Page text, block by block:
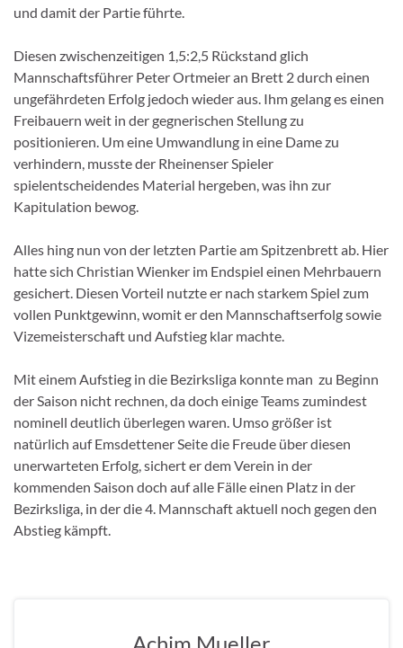
und damit der Partie führte.
Diesen zwischenzeitigen 1,5:2,5 Rückstand glich
Mannschaftsführer Peter Ortmeier an Brett 2 durch einen
ungefährdeten Erfolg jedoch wieder aus. Ihm gelang es einen
Freibauern weit in der gegnerischen Stellung zu
positionieren. Um eine Umwandlung in eine Dame zu
verhindern, musste der Rheinenser Spieler
spielentscheidendes Material hergeben, was ihn zur
Kapitulation bewog.
Alles hing nun von der letzten Partie am Spitzenbrett ab. Hier
hatte sich Christian Wienker im Endspiel einen Mehrbauern
gesichert. Diesen Vorteil nutzte er nach starkem Spiel zum
vollen Punktgewinn, womit er den Mannschaftserfolg sowie
Vizemeisterschaft und Aufstieg klar machte.
Mit einem Aufstieg in die Bezirksliga konnte man zu Beginn
der Saison nicht rechnen, da doch einige Teams zumindest
nominell deutlich überlegen waren. Umso größer ist
natürlich auf Emsdettener Seite die Freude über diesen
unerwarteten Erfolg, sichert er dem Verein in der
kommenden Saison doch auf alle Fälle einen Platz in der
Bezirksliga, in der die 4. Mannschaft aktuell noch gegen den
Abstieg kämpft.